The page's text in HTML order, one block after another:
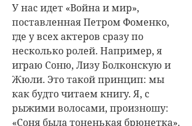
У нас идет «Война и мир»,
поставленная Петром Фоменко,
где у всех актеров сразу по
несколько ролей. Например, я
играю Соню, Лизу Болконскую и
Жюли. Это такой принцип: мы
как будто читаем книгу. Я, с
рыжими волосами, произношу:
«Соня была тоненькая брюнетка».